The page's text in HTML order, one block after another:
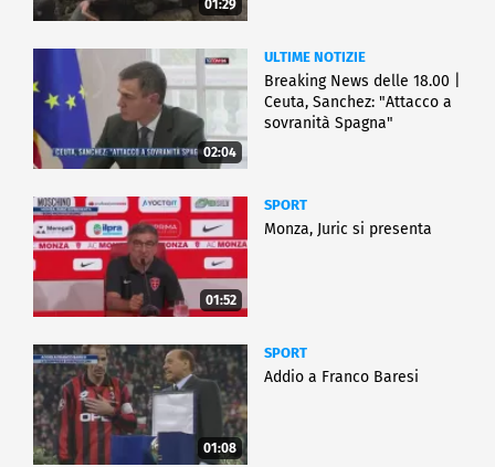
01:29
02:04
ULTIME NOTIZIE
Breaking News delle 18.00 |
Ceuta, Sanchez: "Attacco a
sovranità Spagna"
01:52
SPORT
Monza, Juric si presenta
01:08
SPORT
Addio a Franco Baresi